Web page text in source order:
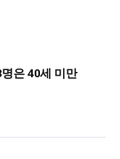
은 40세 미만